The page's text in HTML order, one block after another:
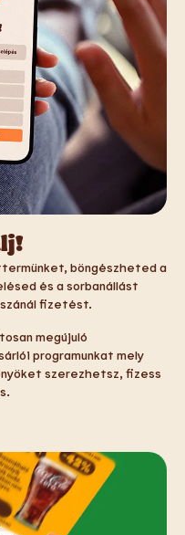
böngészheted a
és a sorbanállást
fizetést.
megújuló
programunkat mely
szerezhetsz, fizess